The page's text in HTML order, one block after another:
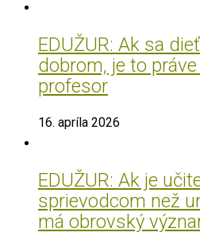
EDUŽUR: Ak sa
dobrom, je to
profesor
16. apríla 2026
EDUŽUR: Ak je
sprievodcom než
má obrovský